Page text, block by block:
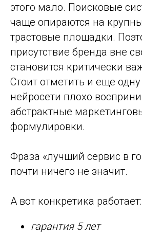
этого мало. Поисковые
чаще опираются на
трастовые площадки.
присутствие бренда вне
становится критически
Стоит отметить и еще
нейросети плохо
абстрактные
формулировки.
Фраза «лучший сервис в
почти ничего не значит.
А вот конкретика работает:
гарантия 5 лет